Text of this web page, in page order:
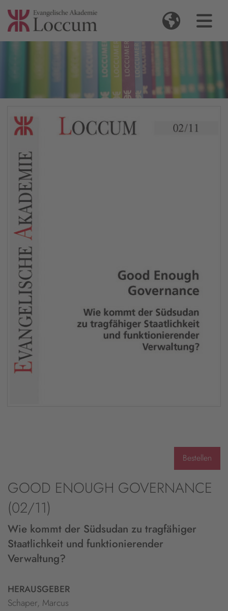
Bestellen
GOOD ENOUGH GOVERNANCE
(02/11)
Wie kommt der Südsudan zu tragfähiger
Staatlichkeit und funktionierender
Verwaltung?
HERAUSGEBER
Schaper, Marcus